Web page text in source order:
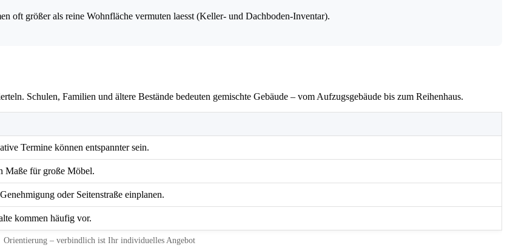
oft größer als reine Wohnfläche vermuten laesst (Keller- und Dachboden-Inventar).
Schulen, Familien und ältere Bestände bedeuten gemischte Gebäude – vom Aufzugsgebäude bis zum Reihenhaus.
Orientierung – verbindlich ist Ihr individuelles Angebot
Termine können entspannter sein.
Maße für große Möbel.
oder Seitenstraße einplanen.
kommen häufig vor.